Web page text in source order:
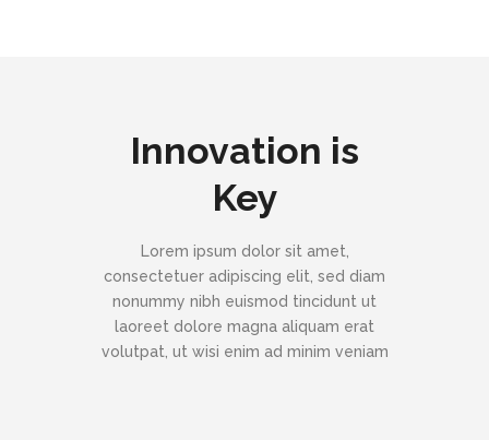
Innovation is
Key
Lorem ipsum dolor sit amet,
consectetuer adipiscing elit, sed diam
nonummy nibh euismod tincidunt ut
laoreet dolore magna aliquam erat
volutpat, ut wisi enim ad minim veniam